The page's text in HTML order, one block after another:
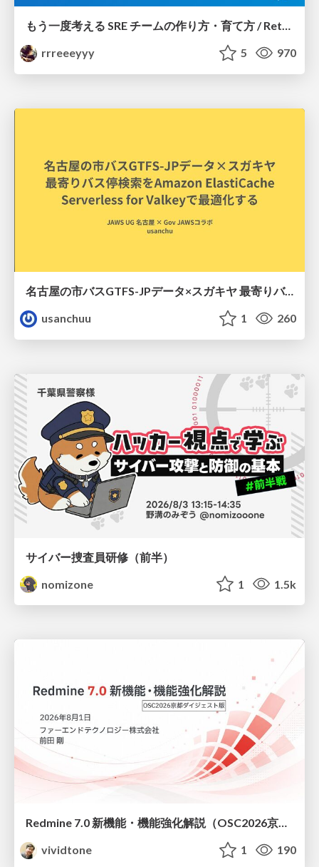
rrreeeyyy
5 970
名古屋の市バスGTFS-JPデータ×スガキヤ 最寄りバス停検索をAmazon ElastiCache Serverless for Valkeyで最適化する
usanchuu
1 260
サイバー捜査員研修（前半）
nomizone
1 1.5k
Redmine 7.0 新機能・機能強化解説（OSC2026京都ダイジェスト版）
vividtone
1 190